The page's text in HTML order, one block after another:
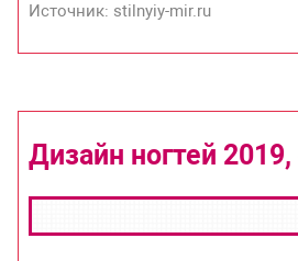
Источник: stilnyiy-mir.ru
Дизайн ногтей